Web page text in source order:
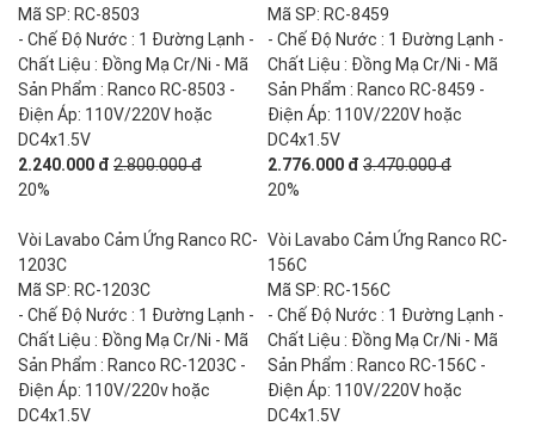
Mã SP: RC-8503
- Chế Độ Nước : 1 Đường Lạnh -
Chất Liệu : Đồng Mạ Cr/Ni - Mã
Sản Phẩm : Ranco RC-8503 -
Điện Áp: 110V/220V hoặc
DC4x1.5V
2.240.000 đ 2.800.000 đ
20%
Mã SP: RC-8459
- Chế Độ Nước : 1 Đường Lạnh -
Chất Liệu : Đồng Mạ Cr/Ni - Mã
Sản Phẩm : Ranco RC-8459 -
Điện Áp: 110V/220V hoặc
DC4x1.5V
2.776.000 đ 3.470.000 đ
20%
Vòi Lavabo Cảm Ứng Ranco RC-
1203C
Mã SP: RC-1203C
- Chế Độ Nước : 1 Đường Lạnh -
Chất Liệu : Đồng Mạ Cr/Ni - Mã
Sản Phẩm : Ranco RC-1203C -
Điện Áp: 110V/220v hoặc
DC4x1.5V
Vòi Lavabo Cảm Ứng Ranco RC-
156C
Mã SP: RC-156C
- Chế Độ Nước : 1 Đường Lạnh -
Chất Liệu : Đồng Mạ Cr/Ni - Mã
Sản Phẩm : Ranco RC-156C -
Điện Áp: 110V/220V hoặc
DC4x1.5V